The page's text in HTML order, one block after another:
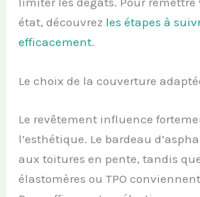
état, découvrez les étapes à
efficacement.
Le choix de la couverture
Le revêtement influence
l’esthétique. Le bardeau
aux toitures en pente, tandis
élastomères ou TPO